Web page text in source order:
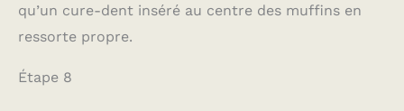
qu’un cure-dent inséré au centre des muffins en
ressorte propre.
Étape 8